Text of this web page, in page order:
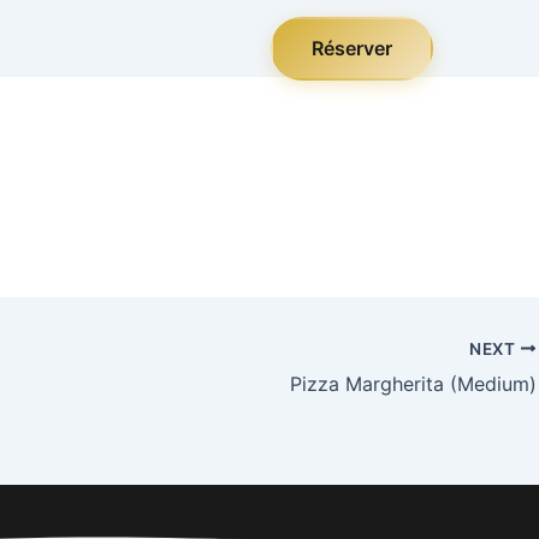
Réserver
NEXT
Pizza Margherita (Medium)